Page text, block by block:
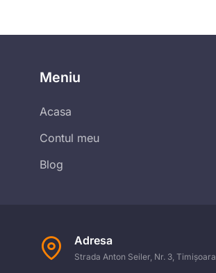
Meniu
Acasa
Contul meu
Blog
Adresa
Strada Anton Seiler, Nr. 3, Timișoara